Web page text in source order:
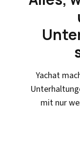
Yachat
mit nur